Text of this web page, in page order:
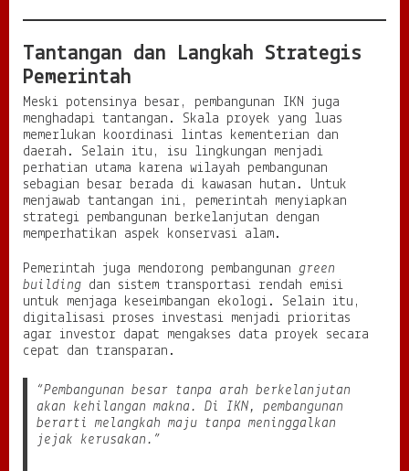
Tantangan dan Langkah Strategis
Pemerintah
Meski potensinya besar, pembangunan IKN juga
menghadapi tantangan. Skala proyek yang luas
memerlukan koordinasi lintas kementerian dan
daerah. Selain itu, isu lingkungan menjadi
perhatian utama karena wilayah pembangunan
sebagian besar berada di kawasan hutan. Untuk
menjawab tantangan ini, pemerintah menyiapkan
strategi pembangunan berkelanjutan dengan
memperhatikan aspek konservasi alam.
Pemerintah juga mendorong pembangunan green
building dan sistem transportasi rendah emisi
untuk menjaga keseimbangan ekologi. Selain itu,
digitalisasi proses investasi menjadi prioritas
agar investor dapat mengakses data proyek secara
cepat dan transparan.
“Pembangunan besar tanpa arah berkelanjutan
akan kehilangan makna. Di IKN, pembangunan
berarti melangkah maju tanpa meninggalkan
jejak kerusakan.”